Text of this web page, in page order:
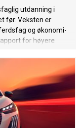
utdanning i
før. Veksten er
og økonomi-
for høyere